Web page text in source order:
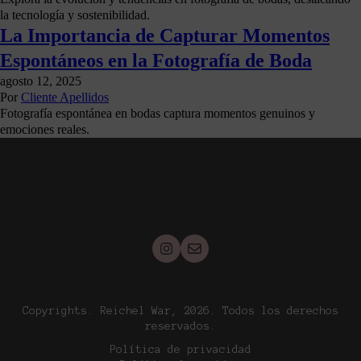
la tecnología y sostenibilidad.
La Importancia de Capturar Momentos
Espontáneos en la Fotografía de Boda
agosto 12, 2025
Por Cliente Apellidos
Fotografía espontánea en bodas captura momentos genuinos y
emociones reales.
Copyrights. Reichel War, 2026. Todos los derechos
reservados.
Política de privacidad